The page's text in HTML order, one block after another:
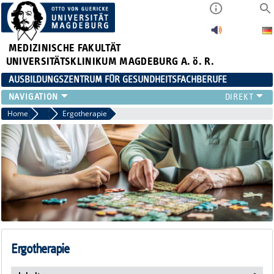
MEDIZINISCHE FAKULTÄT
UNIVERSITÄTSKLINIKUM MAGDEBURG A. ö. R.
AUSBILDUNGSZENTRUM FÜR GESUNDHEITSFACHBERUFE
AUSBILDUNG
FORT- UND WEITERBILDUNGEN
DUALES STUDIUM HEBAMMENWISSENSCHAFT
FREIWILLIGENDIENSTE & PRAKTIKA
AZG INTERN
Home AusbildungErgotherapie
Ergotherapie